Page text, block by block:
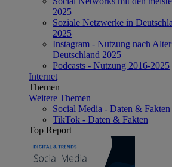
2025
Soziale Netzwerke in
2025
Instagram - Nutzung nach
Deutschland 2025
Podcasts - Nutzung 2016-2025
Internet
Themen
Weitere Themen
Social Media - Daten & Fakten
TikTok - Daten & Fakten
Top Report